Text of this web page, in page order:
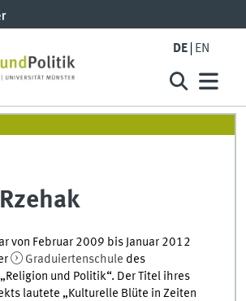
DE EN
von Februar 2009 bis Januar 2012
Graduiertenschule des
und Politik“. Der Titel ihres
lautete „Kulturelle Blüte in Zeiten